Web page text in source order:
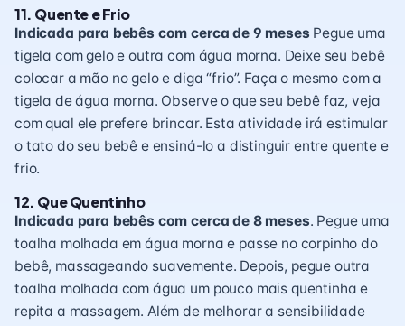
11. Quente e Frio
Indicada para bebês com cerca de 9 meses Pegue uma
tigela com gelo e outra com água morna. Deixe seu bebê
colocar a mão no gelo e diga “frio”. Faça o mesmo com a
tigela de água morna. Observe o que seu bebê faz, veja
com qual ele prefere brincar. Esta atividade irá estimular
o tato do seu bebê e ensiná-lo a distinguir entre quente e
frio.
12. Que Quentinho
Indicada para bebês com cerca de 8 meses. Pegue uma
toalha molhada em água morna e passe no corpinho do
bebê, massageando suavemente. Depois, pegue outra
toalha molhada com água um pouco mais quentinha e
repita a massagem. Além de melhorar a sensibilidade